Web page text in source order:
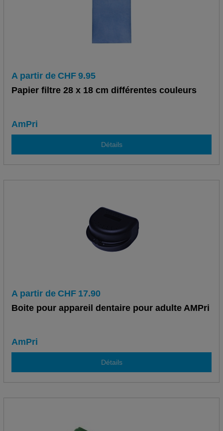
A partir de CHF 9.95
Papier filtre 28 x 18 cm différentes couleurs
AmPri
Détails
A partir de CHF 17.90
Boite pour appareil dentaire pour adulte AMPri
AmPri
Détails